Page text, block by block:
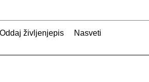
Oddaj življenjepis Nasveti